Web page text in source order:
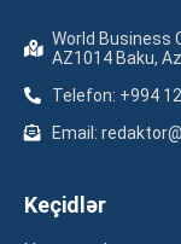
World Business
AZ1014 Baku,
Telefon: +994
Email:
Keçidlər